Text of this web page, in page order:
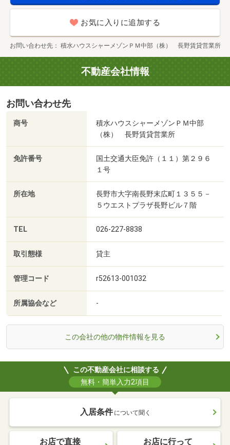
お気に入りに追加する
お問い合わせ先 積水ハウスシャーメゾンＰＭ中部（株） 長野賃貸営業所
不動産会社情報
お問い合わせ先
商号
積水ハウスシャーメゾンＰＭ中部
（株） 長野賃貸営業所
免許番号
国土交通大臣免許（１１）第２９６
１号
所在地
長野市大字南長野末広町１３５５－
５ウエストプラザ長野ビル７階
TEL 026-227-8838
取引態様 貸主
管理コード r52613-001032
所属協会など -
この会社の他の物件情報を見る
この不動産会社に相談する
無料・簡単入力2項目
入居条件 について聞く
お店で直接 お店に行って